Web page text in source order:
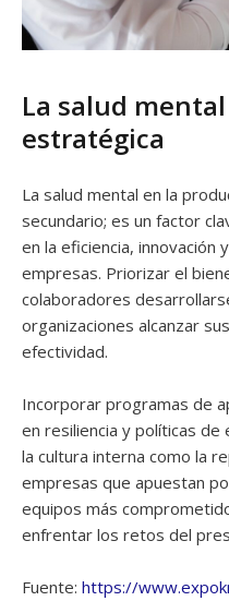
La salud
estratégica
La salud mental en la
secundario; es un factor
en la eficiencia, innovación
empresas. Priorizar el
colaboradores
organizaciones alcanzar
efectividad.
Incorporar programas de
en resiliencia y políticas
la cultura interna como la
empresas que apuestan
equipos más
enfrentar los retos del
Fuente: https://